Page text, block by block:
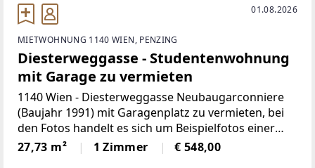
01.08.2026
MIETWOHNUNG 1140 WIEN, PENZING
Diesterweggasse - Studentenwohnung
mit Garage zu vermieten
1140 Wien - Diesterweggasse Neubaugarconniere
(Baujahr 1991) mit Garagenplatz zu vermieten, bei
den Fotos handelt es sich um Beispielfotos einer
vergleichbaren Wohnung im Haus, Direkt beim
Bahnhof Penzing kommen
27,73 m² 1 Zimmer € 548,00